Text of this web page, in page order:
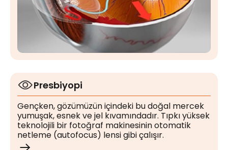
Presbiyopi
Gençken, gözümüzün içindeki bu doğal mercek
yumuşak, esnek ve jel kıvamındadır. Tıpkı yüksek
teknolojili bir fotoğraf makinesinin otomatik
netleme (autofocus) lensi gibi çalışır.